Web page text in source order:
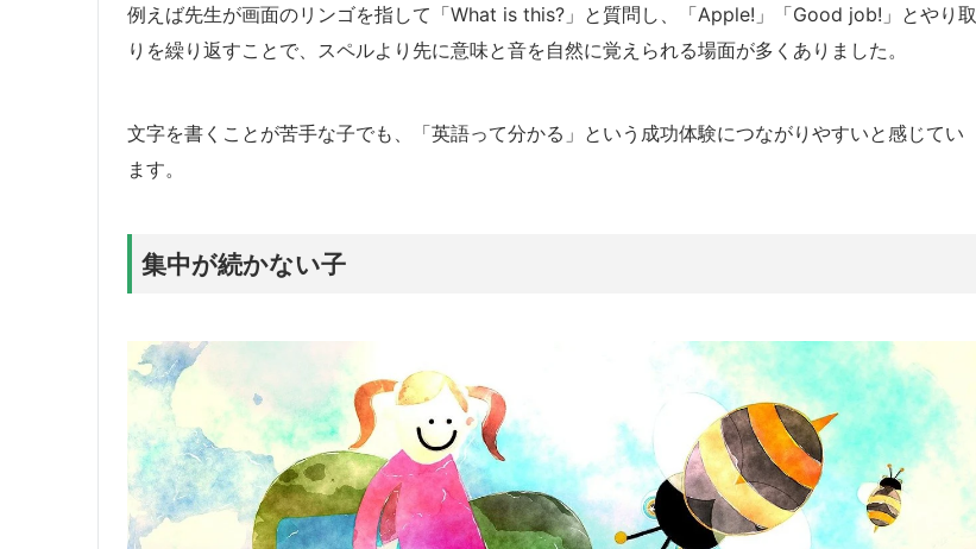
例えば先生が画面のリンゴを指して「What is this?」と質問し、「Apple!」「Good job!」とやり取
りを繰り返すことで、スペルより先に意味と音を自然に覚えられる場面が多くありました。
文字を書くことが苦手な子でも、「英語って分かる」という成功体験につながりやすいと感じてい
ます。
集中が続かない子